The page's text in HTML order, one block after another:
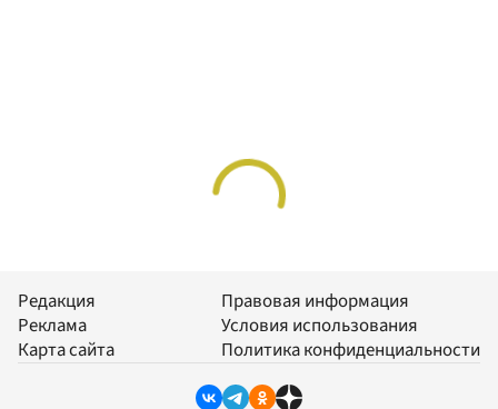
Редакция
Реклама
Карта сайта
Правовая информация
Условия использования
Политика конфиденциальности